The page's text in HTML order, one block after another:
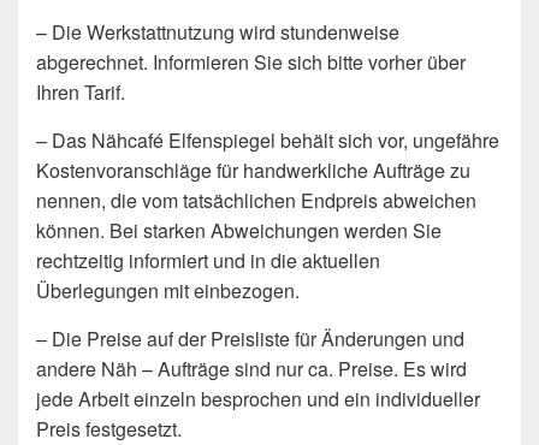
– Die Werkstattnutzung wird stundenweise
abgerechnet. Informieren Sie sich bitte vorher über
Ihren Tarif.
– Das Nähcafé Elfenspiegel behält sich vor, ungefähre
Kostenvoranschläge für handwerkliche Aufträge zu
nennen, die vom tatsächlichen Endpreis abweichen
können. Bei starken Abweichungen werden Sie
rechtzeitig informiert und in die aktuellen
Überlegungen mit einbezogen.
– Die Preise auf der Preisliste für Änderungen und
andere Näh – Aufträge sind nur ca. Preise. Es wird
jede Arbeit einzeln besprochen und ein individueller
Preis festgesetzt.